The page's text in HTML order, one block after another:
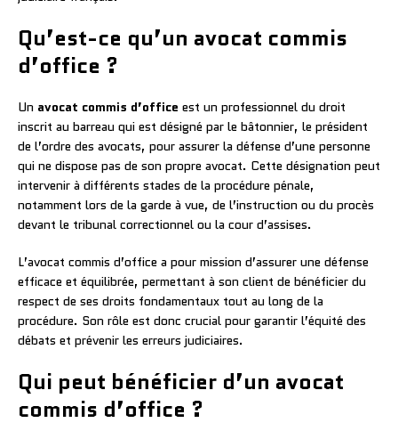
Qu’est-ce qu’un avocat commis
d’office ?
Un avocat commis d’office est un professionnel du droit
inscrit au barreau qui est désigné par le bâtonnier, le président
de l’ordre des avocats, pour assurer la défense d’une personne
qui ne dispose pas de son propre avocat. Cette désignation peut
intervenir à différents stades de la procédure pénale,
notamment lors de la garde à vue, de l’instruction ou du procès
devant le tribunal correctionnel ou la cour d’assises.
L’avocat commis d’office a pour mission d’assurer une défense
efficace et équilibrée, permettant à son client de bénéficier du
respect de ses droits fondamentaux tout au long de la
procédure. Son rôle est donc crucial pour garantir l’équité des
débats et prévenir les erreurs judiciaires.
Qui peut bénéficier d’un avocat
commis d’office ?